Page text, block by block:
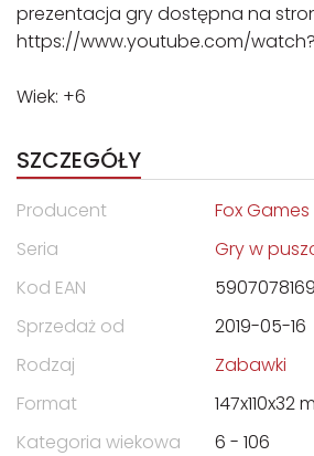
prezentacja gry dostępna na
https://www.youtube.com/
Wiek: +6
SZCZEGÓŁY
Producent
Fox Games
Seria
Gry w
Kod EAN
Sprzedaż od
2019-05-16
Rodzaj
Zabawki
Format
147x110x32
Kategoria wiekowa
6 - 106